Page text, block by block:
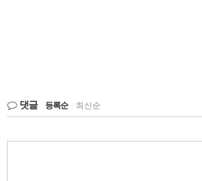
댓글 등록순 최신순